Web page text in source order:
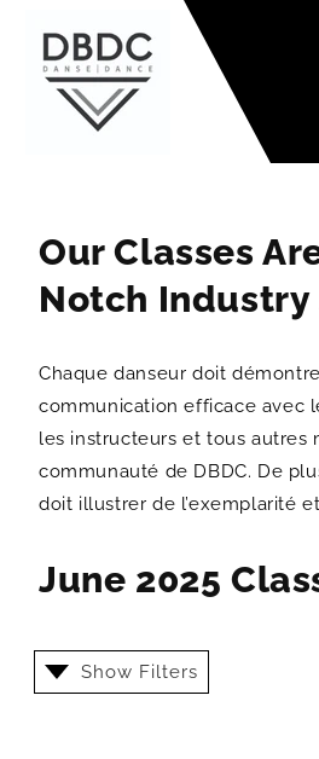
SKIP TO
Our Classes
Notch Industry
Chaque danseur doit
communication efficace avec
les instructeurs et tous autres
communauté de DBDC. De
doit illustrer de l’exemplarité
June 2025
Show Filters